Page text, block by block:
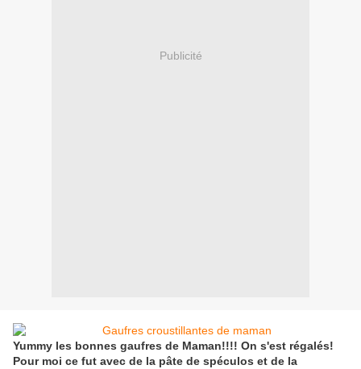
Publicité
Yummy les bonnes gaufres de Maman!!!! On s'est régalés!
Pour moi ce fut avec de la pâte de spéculos et de la